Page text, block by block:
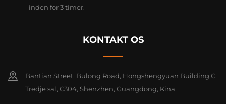
inden for 3 timer.
KONTAKT OS
Bantian Street, Bulong Road, Hongshengyuan Building C,
Tredje sal, C304, Shenzhen, Guangdong, Kina